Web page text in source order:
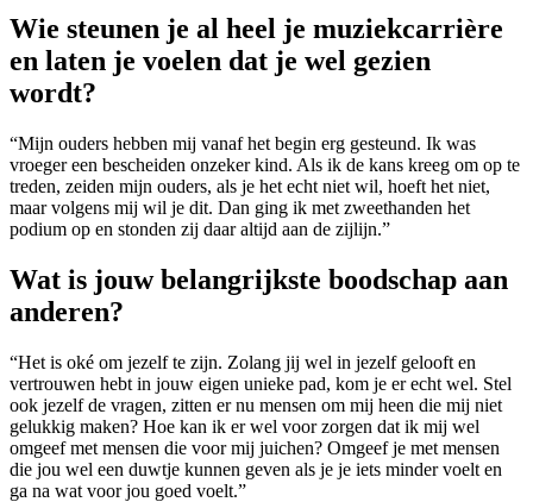
Wie steunen je al heel je muziekcarrière
en laten je voelen dat je wel gezien
wordt?
“Mijn ouders hebben mij vanaf het begin erg gesteund. Ik was
vroeger een bescheiden onzeker kind. Als ik de kans kreeg om op te
treden, zeiden mijn ouders, als je het echt niet wil, hoeft het niet,
maar volgens mij wil je dit. Dan ging ik met zweethanden het
podium op en stonden zij daar altijd aan de zijlijn.”
Wat is jouw belangrijkste boodschap aan
anderen?
“Het is oké om jezelf te zijn. Zolang jij wel in jezelf gelooft en
vertrouwen hebt in jouw eigen unieke pad, kom je er echt wel. Stel
ook jezelf de vragen, zitten er nu mensen om mij heen die mij niet
gelukkig maken? Hoe kan ik er wel voor zorgen dat ik mij wel
omgeef met mensen die voor mij juichen? Omgeef je met mensen
die jou wel een duwtje kunnen geven als je je iets minder voelt en
ga na wat voor jou goed voelt.”